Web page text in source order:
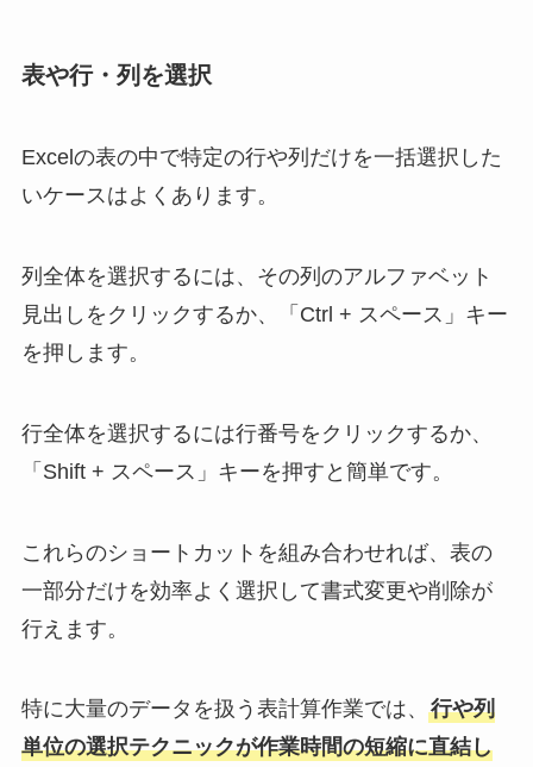
表や行・列を選択
Excelの表の中で特定の行や列だけを一括選択した
いケースはよくあります。
列全体を選択するには、その列のアルファベット
見出しをクリックするか、「Ctrl + スペース」キー
を押します。
行全体を選択するには行番号をクリックするか、
「Shift + スペース」キーを押すと簡単です。
これらのショートカットを組み合わせれば、表の
一部分だけを効率よく選択して書式変更や削除が
行えます。
特に大量のデータを扱う表計算作業では、 行や列
単位の選択テクニックが作業時間の短縮に直結し